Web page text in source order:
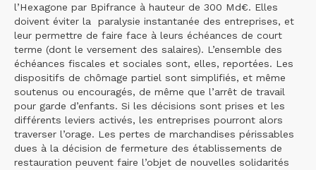
l’Hexagone par Bpifrance à hauteur de 300 Md€. Elles
doivent éviter la paralysie instantanée des entreprises, et
leur permettre de faire face à leurs échéances de court
terme (dont le versement des salaires). L’ensemble des
échéances fiscales et sociales sont, elles, reportées. Les
dispositifs de chômage partiel sont simplifiés, et même
soutenus ou encouragés, de même que l’arrêt de travail
pour garde d’enfants. Si les décisions sont prises et les
différents leviers activés, les entreprises pourront alors
traverser l’orage. Les pertes de marchandises périssables
dues à la décision de fermeture des établissements de
restauration peuvent faire l’objet de nouvelles solidarités